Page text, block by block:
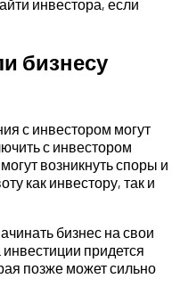
инвестора, если
бизнесу
с инвестором могут
с инвестором
возникнуть споры и
как инвестору, так и
бизнес на свои
инвестиции придется
позже может сильно